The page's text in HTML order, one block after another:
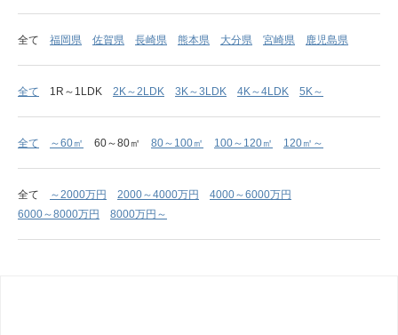
全て 福岡県 佐賀県 長崎県 熊本県 大分県 宮崎県 鹿児島県
全て 1R～1LDK 2K～2LDK 3K～3LDK 4K～4LDK 5K～
全て ～60㎡ 60～80㎡ 80～100㎡ 100～120㎡ 120㎡～
全て ～2000万円 2000～4000万円
4000～6000万円
6000～8000万円
8000万円～